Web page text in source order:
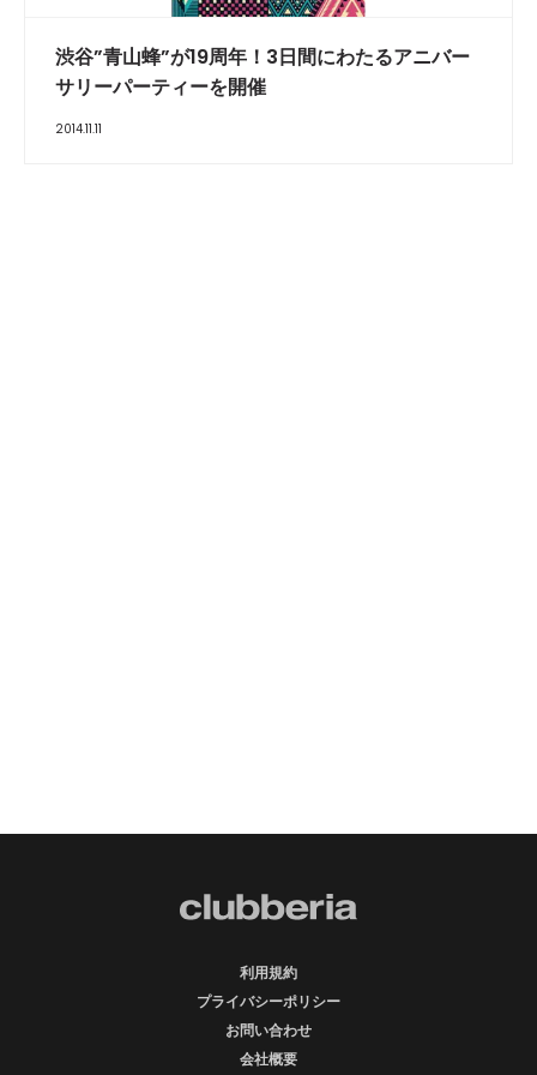
渋谷”青山蜂”が19周年！3日間にわたるアニバー
サリーパーティーを開催
2014.11.11
利用規約
プライバシーポリシー
お問い合わせ
会社概要